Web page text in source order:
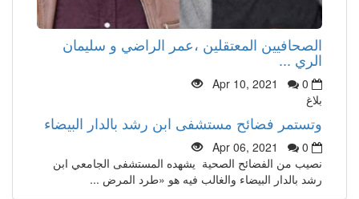
الصحافيين المعتقلين ،عمر الراضي و سليمان
الري ...
Apr 10, 2021
0
بلاغ
وتستمر فضائح مستشفى ابن رشد بالدار البيضاء
Apr 06, 2021
0
نصيب من الفضائح الصحية يشهده المستشفى الجامعي ابن
رشد بالدار البيضاء والغالب فيه هو «طرد المرض ...